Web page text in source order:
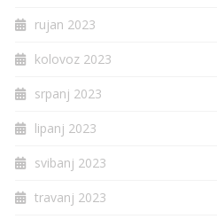
rujan 2023
kolovoz 2023
srpanj 2023
lipanj 2023
svibanj 2023
travanj 2023